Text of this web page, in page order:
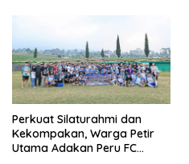
Perkuat Silaturahmi dan
Kekompakan, Warga Petir
Utama Adakan Peru FC